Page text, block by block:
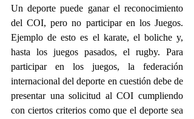
Un deporte puede ganar el reconocimiento
del COI, pero no participar en los Juegos.
Ejemplo de esto es el karate, el boliche y,
hasta los juegos pasados, el rugby. Para
participar en los juegos, la federación
internacional del deporte en cuestión debe de
presentar una solicitud al COI cumpliendo
con ciertos criterios como que el deporte sea